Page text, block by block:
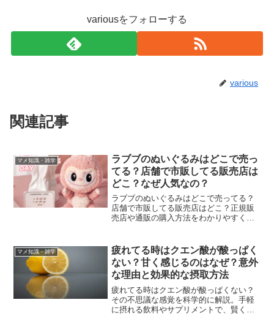
variousをフォローする
various
関連記事
マメ知識・雑学
ラブブのぬいぐるみはどこで売っ
てる？店舗で市販してる販売店は
どこ？なぜ人気なの？
ラブブのぬいぐるみはどこで売ってる？
店舗で市販してる販売店はどこ？正規販
売店や通販の購入方法をわかりやすくご
マメ知識・雑学
疲れてる時はクエン酸が酸っぱく
ない？甘く感じるのはなぜ？意外
な理由と効果的な摂取方法
疲れてる時はクエン酸が酸っぱくない？
その不思議な感覚を科学的に解説。手軽
に摂れる飲料やサプリメントで、賢く疲